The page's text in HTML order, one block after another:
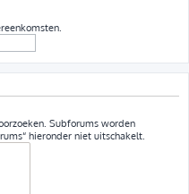
Subforums worden
hieronder niet uitschakelt.